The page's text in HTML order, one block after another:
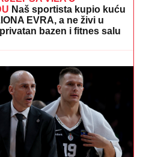
U GRČKOJ!
pevačica se sunča:
se baškare (FOTO)